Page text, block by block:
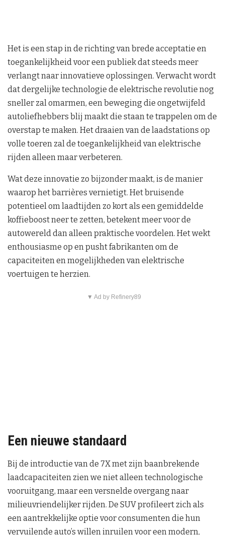
Het is een stap in de richting van brede acceptatie en
toegankelijkheid voor een publiek dat steeds meer
verlangt naar innovatieve oplossingen. Verwacht wordt
dat dergelijke technologie de elektrische revolutie nog
sneller zal omarmen, een beweging die ongetwijfeld
autoliefhebbers blij maakt die staan te trappelen om de
overstap te maken. Het draaien van de laadstations op
volle toeren zal de toegankelijkheid van elektrische
rijden alleen maar verbeteren.
Wat deze innovatie zo bijzonder maakt, is de manier
waarop het barrières vernietigt. Het bruisende
potentieel om laadtijden zo kort als een gemiddelde
koffieboost neer te zetten, betekent meer voor de
autowereld dan alleen praktische voordelen. Het wekt
enthousiasme op en pusht fabrikanten om de
capaciteiten en mogelijkheden van elektrische
voertuigen te herzien.
▼ Ad by Refinery89
Een nieuwe standaard
Bij de introductie van de 7X met zijn baanbrekende
laadcapaciteiten zien we niet alleen technologische
vooruitgang, maar een versnelde overgang naar
milieuvriendelijker rijden. De SUV profileert zich als
een aantrekkelijke optie voor consumenten die hun
vervuilende auto’s willen inruilen voor een modern,